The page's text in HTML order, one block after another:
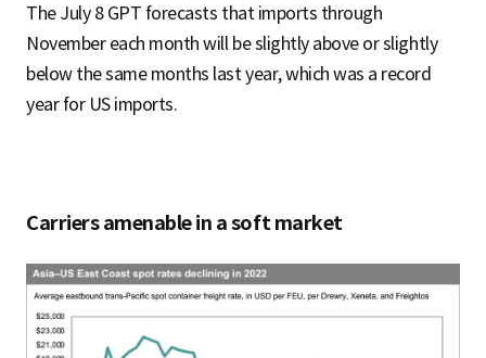
The July 8 GPT forecasts that imports through
November each month will be slightly above or slightly
below the same months last year, which was a record
year for US imports.
Carriers amenable in a soft market